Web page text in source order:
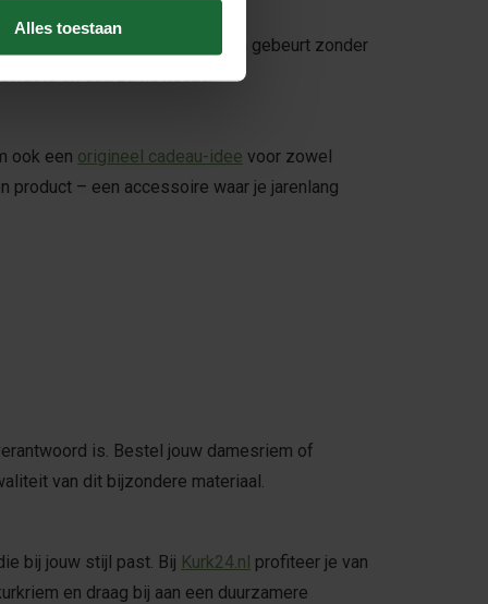
Alles toestaan
van de kurkeik. Het oogsten gebeurt zonder
en duurzame keuze.
ook een origineel cadeau-idee voor zowel
product – een accessoire waar je jarenlang
is. Bestel jouw damesriem of
van dit bijzondere materiaal.
bij jouw stijl past. Bij Kurk24.nl profiteer je van
en draag bij aan een duurzamere